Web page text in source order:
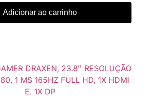
Adicionar ao carrinho